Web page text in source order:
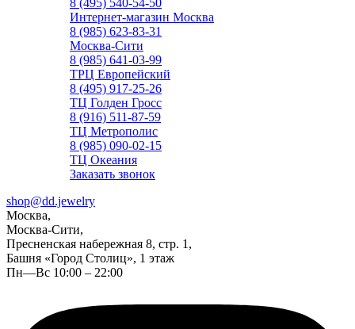
8 (495) 540-54-50
Интернет-магазин Москва
8 (985) 623-83-31
Москва-Сити
8 (985) 641-03-99
ТРЦ Европейский
8 (495) 917-25-26
ТЦ Голден Гросс
8 (916) 511-87-59
ТЦ Метрополис
8 (985) 090-02-15
ТЦ Океания
Заказать звонок
shop@dd.jewelry
Москва,
Москва-Сити,
Пресненская набережная 8, стр. 1,
Башня «Город Столиц», 1 этаж
Пн—Вс 10:00 – 22:00